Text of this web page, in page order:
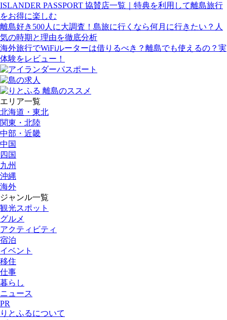
ISLANDER PASSPORT 協賛店一覧｜特典を利用して離島旅行
をお得に楽しむ
離島好き500人に大調査！島旅に行くなら何月に行きたい？人
気の時期と理由を徹底分析
海外旅行でWiFiルーターは借りるべき？離島でも使えるの？実
体験をレビュー！
エリア一覧
北海道・東北
関東・北陸
中部・近畿
中国
四国
九州
沖縄
海外
ジャンル一覧
観光スポット
グルメ
アクティビティ
宿泊
イベント
移住
仕事
暮らし
ニュース
PR
りとふるについて